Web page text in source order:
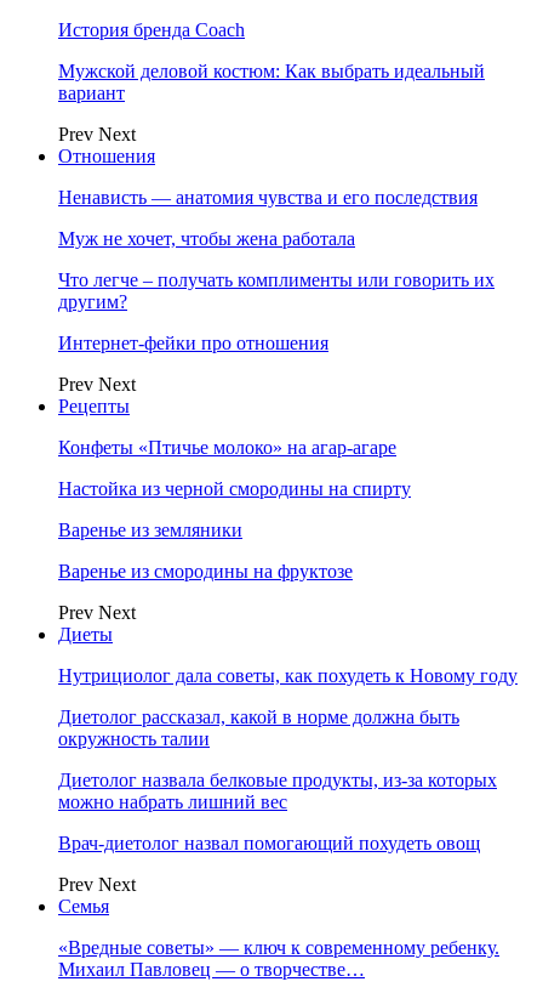
История бренда Coach
Мужской деловой костюм: Как выбрать идеальный
вариант
Prev Next
Отношения
Ненависть — анатомия чувства и его последствия
Муж не хочет, чтобы жена работала
Что легче – получать комплименты или говорить их
другим?
Интернет-фейки про отношения
Prev Next
Рецепты
Конфеты «Птичье молоко» на агар-агаре
Настойка из черной смородины на спирту
Варенье из земляники
Варенье из смородины на фруктозе
Prev Next
Диеты
Нутрициолог дала советы, как похудеть к Новому году
Диетолог рассказал, какой в норме должна быть
окружность талии
Диетолог назвала белковые продукты, из-за которых
можно набрать лишний вес
Врач-диетолог назвал помогающий похудеть овощ
Prev Next
Семья
«Вредные советы» — ключ к современному ребенку.
Михаил Павловец — о творчестве…